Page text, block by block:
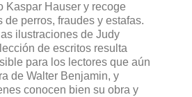
Kaspar Hauser y recoge
de perros, fraudes y estafas.
ilustraciones de Judy
de escritos resulta
para los lectores que aún
de Walter Benjamin, y
conocen bien su obra y